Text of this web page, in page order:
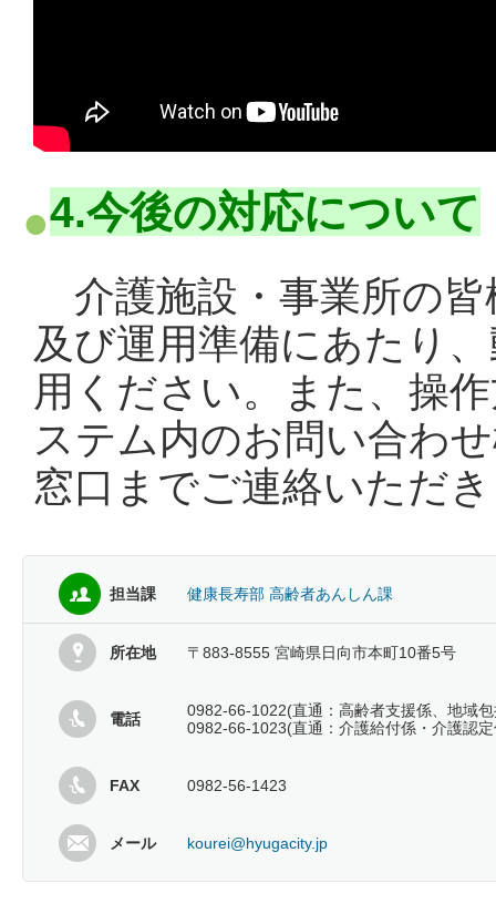
4.今後の対応について
介護施設・事業所の皆
及び運用準備にあたり
用ください。また、操
ステム内のお問い合わ
窓口までご連絡いただ
担当課 健康長寿部 高齢者あんしん課
所在地 〒883-8555 宮崎県日向市本町10番5号
電話
0982-66-1022(直通：高齢者支援係、地域
0982-66-1023(直通：介護給付係・介護認
FAX 0982-56-1423
メール kourei@hyugacity.jp